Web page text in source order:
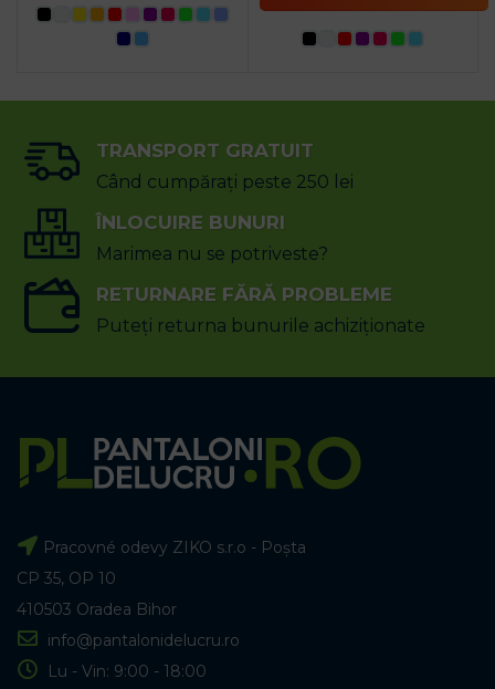
TRANSPORT GRATUIT
Când cumpărați peste 250 lei
ÎNLOCUIRE BUNURI
Marimea nu se potriveste?
RETURNARE FĂRĂ PROBLEME
Puteți returna bunurile achiziționate
Pracovné odevy ZIKO s.r.o - Poșta
CP 35, OP 10
410503 Oradea Bihor
info@pantalonidelucru.ro
Lu - Vin: 9:00 - 18:00